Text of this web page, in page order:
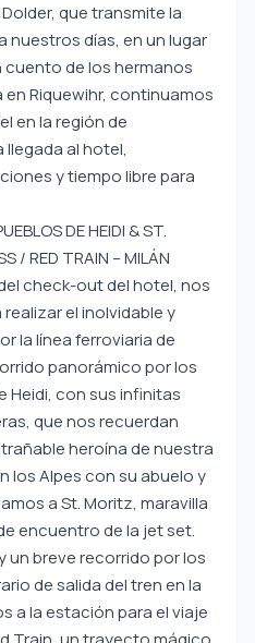
que transmite la
nuestros días, en un lugar
de los hermanos
en Riquewihr, continuamos
en la región de
llegada al hotel,
y tiempo libre para
DE HEIDI & ST.
/ RED TRAIN – MILÁN
check-out del hotel, nos
el inolvidable y
la línea ferroviaria de
panorámico por los
Heidi, con sus infinitas
que nos recuerdan
heroína de nuestra
los Alpes con su abuelo y
a St. Moritz, maravilla
encuentro de la jet set.
un breve recorrido por los
de salida del tren en la
a la estación para el viaje